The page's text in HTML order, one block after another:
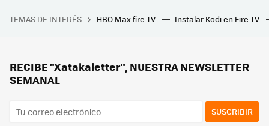
La caja organizadora de cables que siempre arrasa en el Prime Day vuelve a tener un descuentazo por tiempo limitado
La genialidad de ejecutar 'Doom' en el Bloc de Notas asombró hasta a su creador y es una reflexión sobre el papel de la tecnología
TEMAS DE INTERÉS HBO Max fire TV Instalar Kodi en Fire TV
RECIBE "Xatakaletter", NUESTRA NEWSLETTER
SEMANAL
SUSCRIBIR